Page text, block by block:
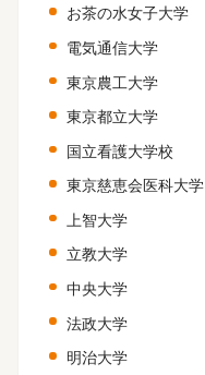
お茶の水女子大学
電気通信大学
東京農工大学
東京都立大学
国立看護大学校
東京慈恵会医科大学
上智大学
立教大学
中央大学
法政大学
明治大学